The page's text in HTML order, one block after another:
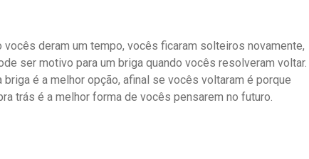
deram um tempo, vocês ficaram solteiros novamente,
ser motivo para um briga quando vocês resolveram voltar.
é a melhor opção, afinal se vocês voltaram é porque
trás é a melhor forma de vocês pensarem no futuro.